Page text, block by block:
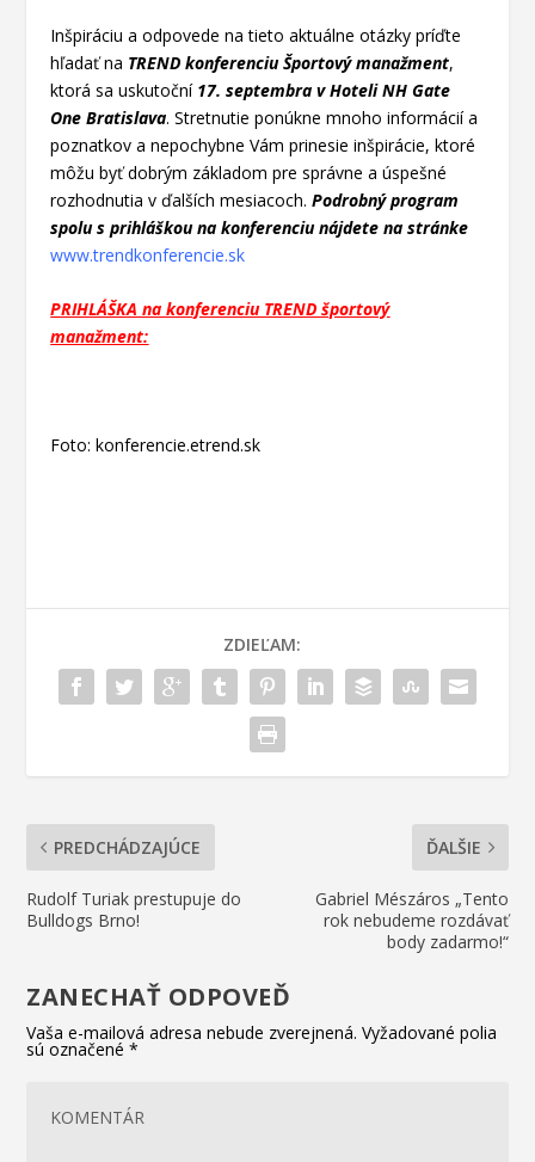
Inšpiráciu a odpovede na tieto aktuálne otázky príďte
hľadať na TREND konferenciu Športovýmanažment,
ktorá sa uskutoční 17. septembra v Hoteli NH Gate
One Bratislava. Stretnutie ponúknemnoho informácií a
poznatkov a nepochybne Vám prinesie inšpirácie, ktoré
môžu byť dobrým základom pre správne a úspešné
rozhodnutia v ďalších mesiacoch.Podrobný program
spolu sprihláškou na konferenciu nájdete na stránke
www.trendkonferencie.sk
PRIHLÁŠKA na konferenciu TREND športový
manažment:
Foto: konferencie.etrend.sk
ZDIEĽAM:
PREDCHÁDZAJÚCE
Rudolf Turiak prestupuje do
Bulldogs Brno!
ĎALŠIE
Gabriel Mészáros „Tento
rok nebudeme rozdávať
body zadarmo!“
ZANECHAŤ ODPOVEĎ
Vaša e-mailová adresa nebude zverejnená. Vyžadované polia
sú označené*